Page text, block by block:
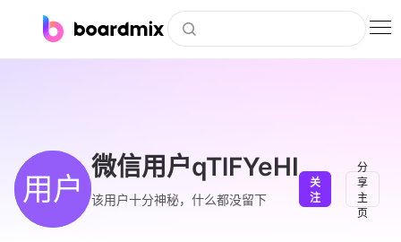
下载
会员
企业服务
用户
微信用户qTlFYeHI
该用户十分神秘，什么都没留下
关
注
分
享
主
页